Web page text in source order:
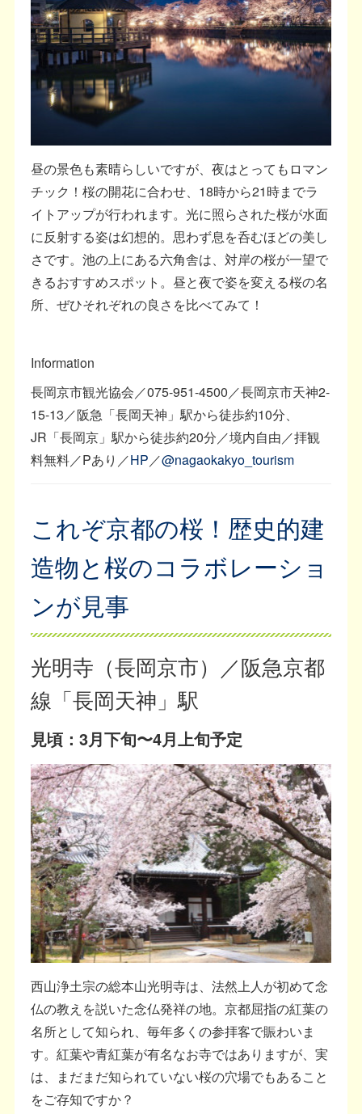
昼の景色も素晴らしいですが、夜はとってもロマン
チック！桜の開花に合わせ、18時から21時までラ
イトアップが行われます。光に照らされた桜が水面
に反射する姿は幻想的。思わず息を呑むほどの美し
さです。池の上にある六角舎は、対岸の桜が一望で
きるおすすめスポット。昼と夜で姿を変える桜の名
所、ぜひそれぞれの良さを比べてみて！
Information
長岡京市観光協会／075-951-4500／長岡京市天神2-
15-13／阪急「長岡天神」駅から徒歩約10分、
JR「長岡京」駅から徒歩約20分／境内自由／拝観
料無料／Pあり／HP／@nagaokakyo_tourism
これぞ京都の桜！歴史的建
造物と桜のコラボレーショ
ンが見事
光明寺（長岡京市）／阪急京都
線「長岡天神」駅
見頃：3月下旬〜4月上旬予定
西山浄土宗の総本山光明寺は、法然上人が初めて念
仏の教えを説いた念仏発祥の地。京都屈指の紅葉の
名所として知られ、毎年多くの参拝客で賑わいま
す。紅葉や青紅葉が有名なお寺ではありますが、実
は、まだまだ知られていない桜の穴場でもあること
をご存知ですか？